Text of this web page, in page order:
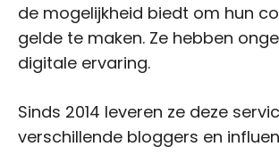
de mogelijkheid biedt om hun
gelde te maken. Ze hebben
digitale ervaring.
Sinds 2014 leveren ze deze
verschillende bloggers en